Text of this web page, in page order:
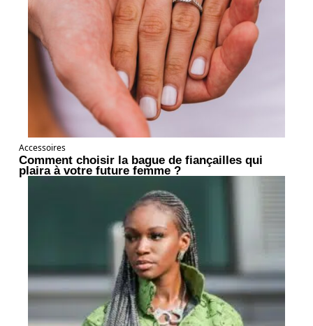
Accessoires
Comment choisir la bague de fiançailles qui
plaira à votre future femme ?